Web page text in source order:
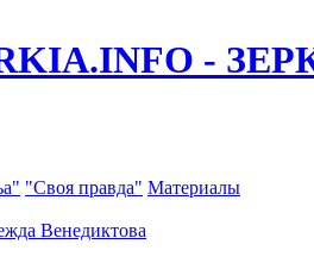
-
"Своя правда" Материалы
Венедиктова